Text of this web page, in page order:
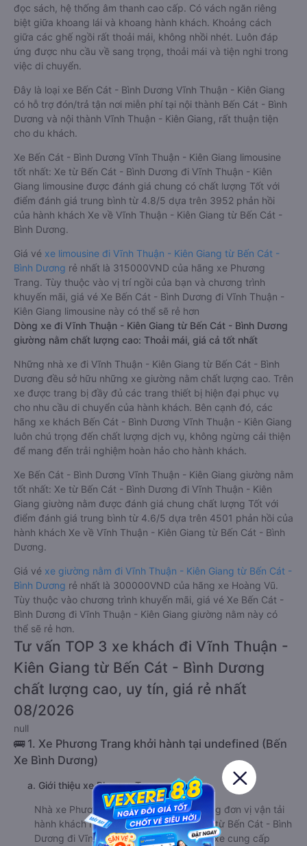
đọc sách, hệ thống âm thanh cao cấp. Có vách ngăn riêng
biệt giữa khoang lái và khoang hành khách. Khoảng cách
giữa các ghế ngồi rất thoải mái, không nhồi nhét. Luôn đáp
ứng được nhu cầu về sang trọng, thoải mái và tiện nghi trong
việc di chuyển.
Đây là loại xe Bến Cát - Bình Dương Vĩnh Thuận - Kiên Giang
có hỗ trợ đón/trả tận nơi miễn phí tại nội thành Bến Cát - Bình
Dương và nội thành Vĩnh Thuận - Kiên Giang, rất thuận tiện
cho du khách.
Xe Bến Cát - Bình Dương Vĩnh Thuận - Kiên Giang limousine
tốt nhất: Xe từ Bến Cát - Bình Dương đi Vĩnh Thuận - Kiên
Giang limousine được đánh giá chung có chất lượng Tốt với
điểm đánh giá trung bình từ 4.8/5 dựa trên 3952 phản hồi
của hành khách Xe về Vĩnh Thuận - Kiên Giang từ Bến Cát -
Bình Dương.
Giá vé xe limousine đi Vĩnh Thuận - Kiên Giang từ Bến Cát -
Bình Dương rẻ nhất là 315000VND của hãng xe Phương
Trang. Tùy thuộc vào vị trí ngồi của bạn và chương trình
khuyến mãi, giá vé Xe Bến Cát - Bình Dương đi Vĩnh Thuận -
Kiên Giang limousine này có thể sẽ rẻ hơn
Dòng xe đi Vĩnh Thuận - Kiên Giang từ Bến Cát - Bình Dương
giường nằm chất lượng cao: Thoải mái, giá cả tốt nhất
Những nhà xe đi Vĩnh Thuận - Kiên Giang từ Bến Cát - Bình
Dương đều sở hữu những xe giường nằm chất lượng cao. Trên
xe được trang bị đầy đủ các trang thiết bị hiện đại phục vụ
cho nhu cầu di chuyển của hành khách. Bên cạnh đó, các
hãng xe khách Bến Cát - Bình Dương Vĩnh Thuận - Kiên Giang
luôn chú trọng đến chất lượng dịch vụ, không ngừng cải thiện
để mang đến trải nghiệm hoàn hảo cho hành khách.
Xe Bến Cát - Bình Dương Vĩnh Thuận - Kiên Giang giường nằm
tốt nhất: Xe từ Bến Cát - Bình Dương đi Vĩnh Thuận - Kiên
Giang giường nằm được đánh giá chung chất lượng Tốt với
điểm đánh giá trung bình từ 4.6/5 dựa trên 4501 phản hồi của
hành khách Xe về Vĩnh Thuận - Kiên Giang từ Bến Cát - Bình
Dương.
Giá vé xe giường nằm đi Vĩnh Thuận - Kiên Giang từ Bến Cát -
Bình Dương rẻ nhất là 300000VND của hãng xe Hoàng Vũ.
Tùy thuộc vào chương trình khuyến mãi, giá vé Xe Bến Cát -
Bình Dương đi Vĩnh Thuận - Kiên Giang giường nằm này có
thể sẽ rẻ hơn.
Tư vấn TOP 3 xe khách đi Vĩnh Thuận -
Kiên Giang từ Bến Cát - Bình Dương
chất lượng cao, uy tín, giá rẻ nhất
08/2026
null
🚌 1. Xe Phương Trang khởi hành tại undefined (Bến
Xe Bình Dương)
a. Giới thiệu xe Phương Trang
Nhà xe Phương Trang là một trong những đơn vị vận tải
hành khách hàng đầu trên tuyến đường từ Bến Cát - Bình
Dương đi Vĩnh Thuận - Kiên Giang. Nhà xe cung cấp